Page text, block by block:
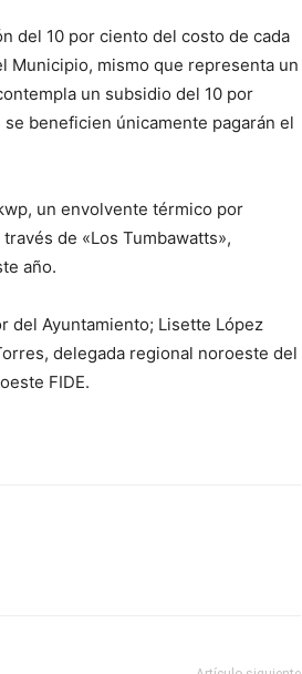
del 10 por ciento del costo de cada
Municipio, mismo que representa un
un subsidio del 10 por
beneficien únicamente pagarán el
un envolvente térmico por
de «Los Tumbawatts»,
año.
del Ayuntamiento; Lisette López
delegada regional noroeste del
FIDE.